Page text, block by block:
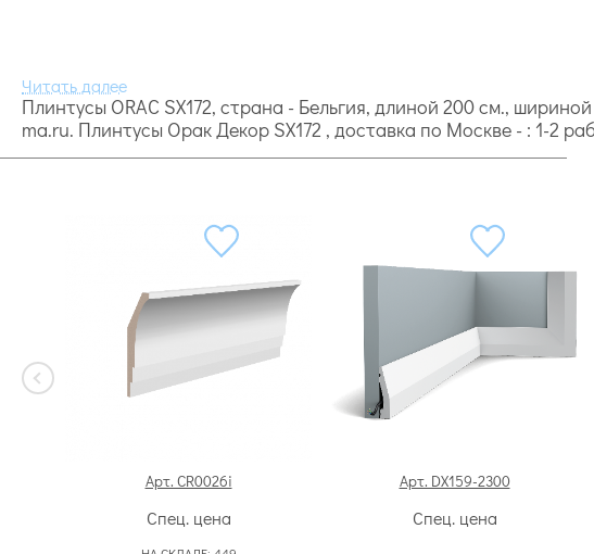
Плинтусы ORAC SX172, страна - Бельгия, длиной 200 cм.,
ma.ru. Плинтусы Орак Декор SX172 , доставка по Москве - : 1-2
Арт. CR0026i
Спец. цена
Арт. DX159-2300
Спец. цена